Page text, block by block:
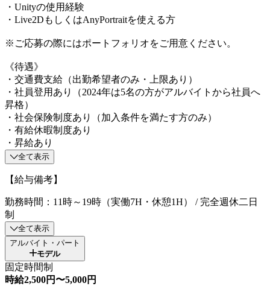
・Unityの使用経験
・Live2DもしくはAnyPortraitを使える方
※ご応募の際にはポートフォリオをご用意ください。
《待遇》
・交通費支給（出勤希望者のみ・上限あり）
・社員登用あり（2024年は5名の方がアルバイトから社員へ
昇格）
・社会保険制度あり（加入条件を満たす方のみ）
・有給休暇制度あり
・昇給あり
全て表示
【給与備考】
勤務時間：11時～19時（実働7H・休憩1H） / 完全週休二日
制
全て表示
アルバイト・パート
モデル
固定時間制
時給2,500円〜5,000円